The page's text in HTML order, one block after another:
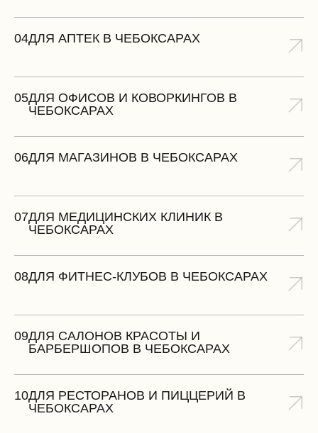
04ДЛЯ АПТЕК В ЧЕБОКСАРАХ
05ДЛЯ ОФИСОВ И КОВОРКИНГОВ В
ЧЕБОКСАРАХ
06ДЛЯ МАГАЗИНОВ В ЧЕБОКСАРАХ
07ДЛЯ МЕДИЦИНСКИХ КЛИНИК В
ЧЕБОКСАРАХ
08ДЛЯ ФИТНЕС-КЛУБОВ В ЧЕБОКСАРАХ
09ДЛЯ САЛОНОВ КРАСОТЫ И
БАРБЕРШОПОВ В ЧЕБОКСАРАХ
10ДЛЯ РЕСТОРАНОВ И ПИЦЦЕРИЙ В
ЧЕБОКСАРАХ